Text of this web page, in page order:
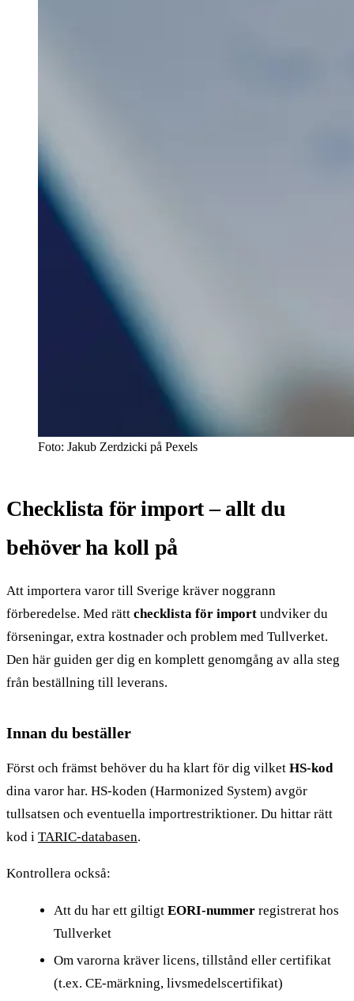
Foto: Jakub Zerdzicki på Pexels
Checklista för import – allt du
behöver ha koll på
Att importera varor till Sverige kräver noggrann
förberedelse. Med rätt checklista för import undviker du
förseningar, extra kostnader och problem med Tullverket.
Den här guiden ger dig en komplett genomgång av alla steg
från beställning till leverans.
Innan du beställer
Först och främst behöver du ha klart för dig vilket HS-kod
dina varor har. HS-koden (Harmonized System) avgör
tullsatsen och eventuella importrestriktioner. Du hittar rätt
kod i TARIC-databasen.
Kontrollera också:
Att du har ett giltigt EORI-nummer registrerat hos
Tullverket
Om varorna kräver licens, tillstånd eller certifikat
(t.ex. CE-märkning, livsmedelscertifikat)